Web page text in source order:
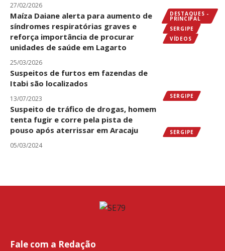
27/02/2026
DESTAQUES -
PRINCIPAL
SERGIPE
VÍDEOS
Maíza Daiane alerta para aumento de
síndromes respiratórias graves e
reforça importância de procurar
unidades de saúde em Lagarto
25/03/2026
SERGIPE
Suspeitos de furtos em fazendas de
Itabi são localizados
13/07/2023
SERGIPE
Suspeito de tráfico de drogas, homem
tenta fugir e corre pela pista de
pouso após aterrissar em Aracaju
05/03/2024
Fale com a Redação